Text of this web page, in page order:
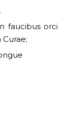
faucibus orci